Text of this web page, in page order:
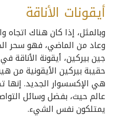
أيقونات الأناقة
وبالمثل، إذا كان هناك
وعاد من الماضي، فهو سحر
جين بيركين، أيقونة الأناقة
حقيبة بيركين الأيقونية من
هي الإكسسوار الجديد.
عالم حيث، بفضل وسائل
يمتلكون نفس الشيء.